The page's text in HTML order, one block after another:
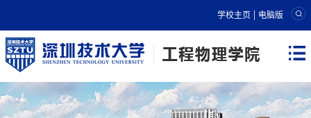
学校主页 | 电脑版